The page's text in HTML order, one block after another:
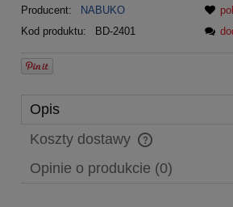
Producent:
NABUKO
Kod produktu:
BD-2401
Opis
Koszty dostawy
Cena nie zawiera ewentualnych kosztów
Opinie o produkcie (0)